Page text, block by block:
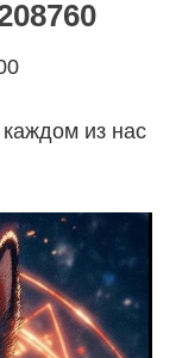
из нас